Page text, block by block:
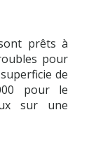
prêts à
pour
de
pour le
sur une